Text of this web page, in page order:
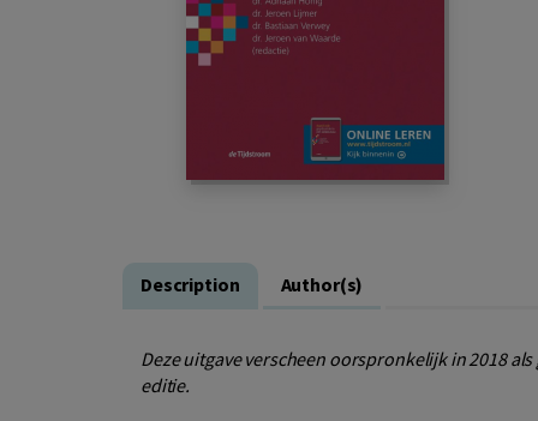
Description Author(s)
Deze uitgave verscheen oorspronkelijk in 2018
editie.